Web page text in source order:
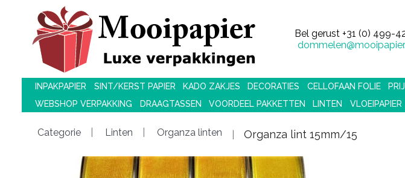
Bel gerust +31 (0) 499-
INPAKPAPIER SINT/KERST PAPIER KADO ZAKJES DECORATIES CELLOFAAN FOLIE
WEBSHOP VERPAKKING
DRAAGTASSEN VOORDEEL PAKKETTEN LINTEN VLOEIPAPIER
Categorie Linten Organza linten Organza lint 15mm/15